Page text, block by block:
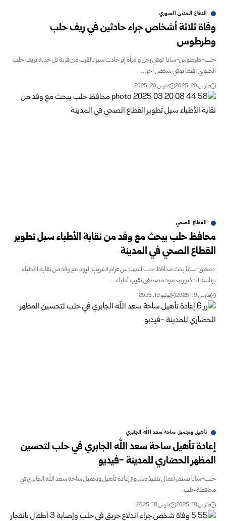
الدفاع المدني السوري
وفاة ثلاثة أشخاص جراء حادثين في ريف حلب
وطرطوس ‏
حلب-طرطوس-سانا ‏ توفي رجل وامرأة إثر حادث سير بالقرب من قرية تل حدية بريف حلب
‏الجنوبي، فيما توفي شخص آخر…
مارس 20, 2025 مارس 20, 2025
القطاع الصحي
محافظ حلب يبحث مع وفد من نقابة الأطباء سبل تطوير
القطاع الصحي في ‏المدينة
‏ دمشق-سانا بحث محافظ حلب المهندس عزام الغريب اليوم مع وفد من نقابة الأطباء
‏برئاسة الدكتور محمود مصطفى نقيب أطباء…
مارس 19, 2025 يوليو 19, 2025
تأهيل وتجميل ساحة سعد الله الجابري
إعادة تأهيل ساحة سعد الله الجابري في حلب لتحسين
المظهر الحضاري للمدينة -فيديو
حلب-سانا تستمر أعمال تنفيذ مشروع إعادة تأهيل وتجميل ساحة سعد الله الجابري في
محافظة حلب،
مارس 18, 2025 مارس 18, 2025